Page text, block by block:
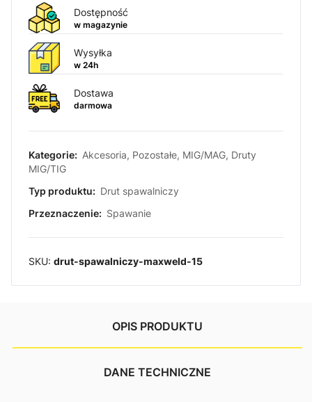
Dostępność
w magazynie
Wysyłka
w 24h
Dostawa
darmowa
Kategorie: Akcesoria, Pozostałe, MIG/MAG, Druty
MIG/TIG
Typ produktu: Drut spawalniczy
Przeznaczenie: Spawanie
SKU: drut-spawalniczy-maxweld-15
OPIS PRODUKTU
DANE TECHNICZNE